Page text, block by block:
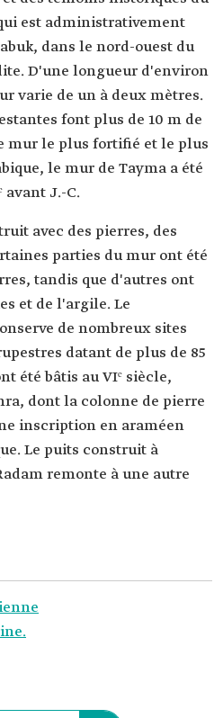
est administrativement
dans le nord-ouest du
D'une longueur d'environ
varie de un à deux mètres.
font plus de 10 m de
mur le plus fortifié et le plus
le mur de Tayma a été
avant J.-C.
avec des pierres, des
parties du mur ont été
tandis que d'autres ont
et de l'argile. Le
de nombreux sites
datant de plus de 85
été bâtis au VIᵉ siècle,
dont la colonne de pierre
inscription en araméen
Le puits construit à
remonte à une autre